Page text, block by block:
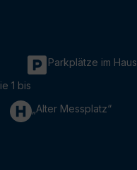
Parkplätze im Haus
1 bis
„Alter Messplatz“